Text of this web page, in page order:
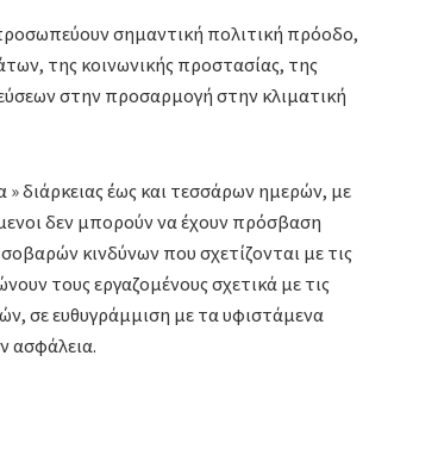
σημαντική πολιτική πρόοδο,
της κοινωνικής προστασίας, της
στην προσαρμογή στην κλιματική
» διάρκειας έως και τεσσάρων ημερών, με
δεν μπορούν να έχουν πρόσβαση
κινδύνων που σχετίζονται με τις
τους εργαζομένους σχετικά με τις
σε ευθυγράμμιση με τα υφιστάμενα
ασφάλεια.